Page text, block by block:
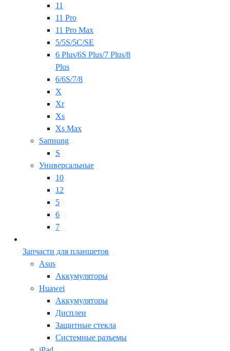
11
11 Pro
11 Pro Max
5/5S/5C/SE
6 Plus/6S Plus/7 Plus/8
Plus
6/6S/7/8
X
Xr
Xs
Xs Max
Samsung
S
Универсальные
10
12
5
6
7
Запчасти для планшетов
Asus
Аккумуляторы
Huawei
Аккумуляторы
Дисплеи
Защитные стекла
Системные разъемы